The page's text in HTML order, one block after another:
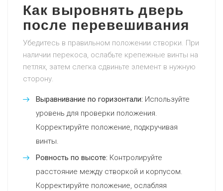
Как выровнять дверь
после перевешивания
Убедитесь в правильном положении створки. При
наличии перекоса, ослабьте крепежные винты на
петлях, затем слегка сдвиньте элемент в нужную
сторону.
Выравнивание по горизонтали: Используйте
уровень для проверки положения.
Корректируйте положение, подкручивая
винты.
Ровность по высоте: Контролируйте
расстояние между створкой и корпусом.
Корректируйте положение, ослабляя